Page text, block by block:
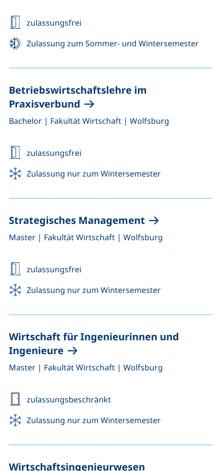
zulassungsfrei
Zulassung zum Sommer- und Wintersemester
Betriebswirtschaftslehre im
Praxisverbund
Bachelor, | Fakultät Wirtschaft, | Wolfsburg
zulassungsfrei
Zulassung nur zum Wintersemester
Strategisches Management
Master, | Fakultät Wirtschaft, | Wolfsburg
zulassungsfrei
Zulassung nur zum Wintersemester
Wirtschaft für Ingenieurinnen und
Ingenieure
Master, | Fakultät Wirtschaft, | Wolfsburg
zulassungsbeschränkt
Zulassung nur zum Wintersemester
Wirtschaftsingenieurwesen